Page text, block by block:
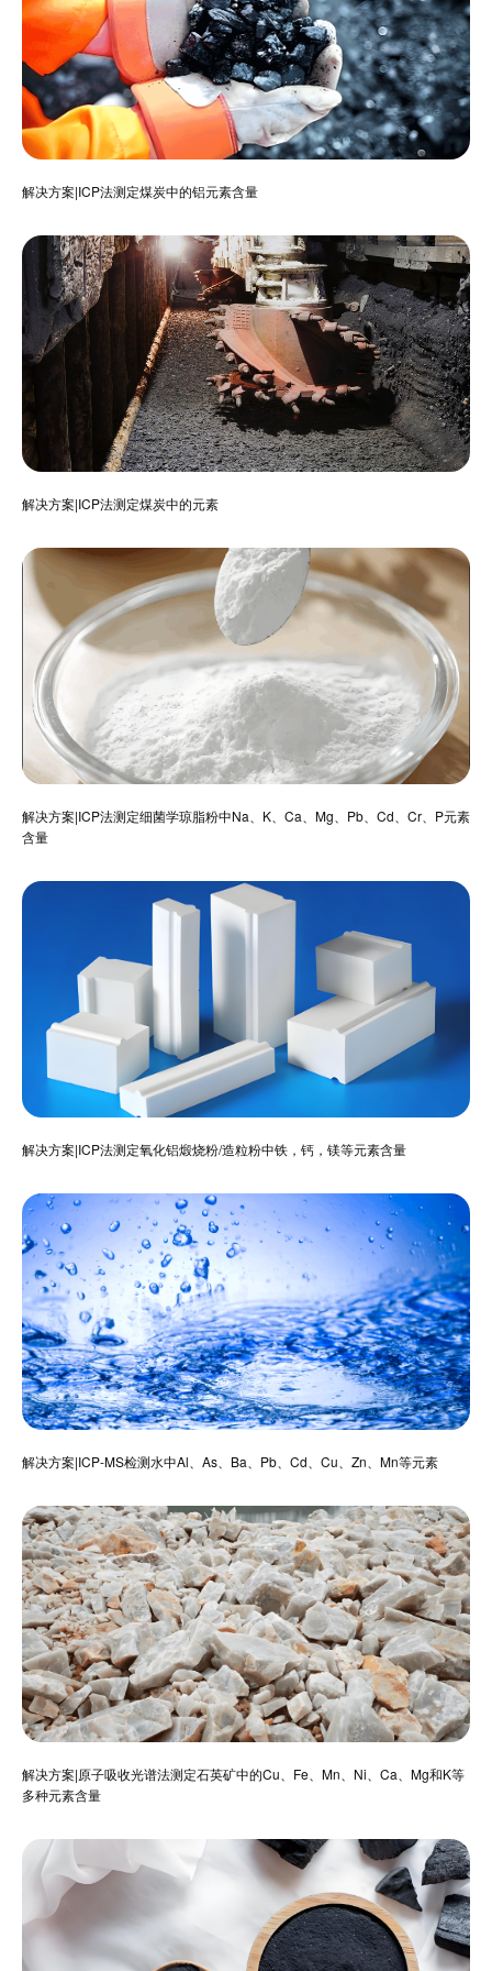
解决方案|ICP法测定煤炭中的铝元素含量
解决方案|ICP法测定煤炭中的元素
解决方案|ICP法测定细菌学琼脂粉中Na、K、Ca、Mg、Pb、Cd、Cr、P元素
含量
解决方案|ICP法测定氧化铝煅烧粉/造粒粉中铁，钙，镁等元素含量
解决方案|ICP-MS检测水中Al、As、Ba、Pb、Cd、Cu、Zn、Mn等元素
解决方案|原子吸收光谱法测定石英矿中的Cu、Fe、Mn、Ni、Ca、Mg和K等
多种元素含量